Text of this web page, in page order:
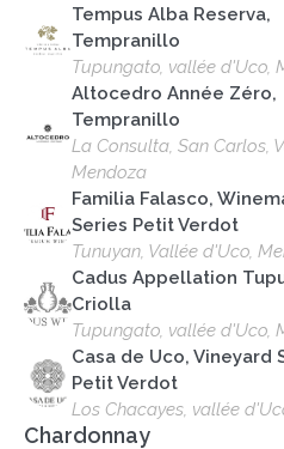
Tempus Alba Reserva,
Tempranillo
Tupungato, vallée d'Uco,
Altocedro Année Zéro,
Tempranillo
La Consulta, San Carlos,
Mendoza
Familia Falasco,
Series Petit Verdot
Tunuyan, Vallée d'Uco,
Cadus Appellation
Criolla
Tupungato, vallée d'Uco,
Casa de Uco, Vineyard
Petit Verdot
Los Chacayes, vallée
Chardonnay